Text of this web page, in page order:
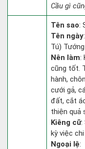
Cầu gì
Tên sao:
Tên ngày
Tú)
Nên làm:
cũng tốt.
hành,
cưới gả,
đất, cắt
thiện quả
Kiêng cữ:
kỳ việc
Ngoại lệ: